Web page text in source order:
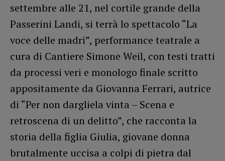
settembre alle 21, nel cortile grande della
Passerini Landi, si terrà lo spettacolo “La
voce delle madri”, performance teatrale a
cura di Cantiere Simone Weil, con testi tratti
da processi veri e monologo finale scritto
appositamente da Giovanna Ferrari, autrice
di “Per non dargliela vinta – Scena e
retroscena di un delitto”, che racconta la
storia della figlia Giulia, giovane donna
brutalmente uccisa a colpi di pietra dal